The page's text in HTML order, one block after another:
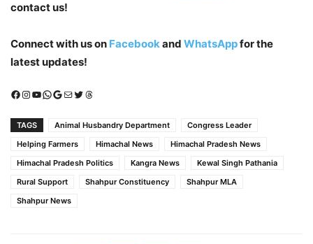
contact us!
Connect with us on Facebookand WhatsAppfor the
latest updates!
Facebook
Instagram
YouTube
WhatsApp
Google
MailX (Twitter)
Threads
TAGS Animal Husbandry Department
Congress Leader
Helping Farmers
Himachal News
Himachal Pradesh News
Himachal Pradesh Politics
Kangra News
Kewal Singh Pathania
Rural Support
Shahpur Constituency
Shahpur MLA
Shahpur News